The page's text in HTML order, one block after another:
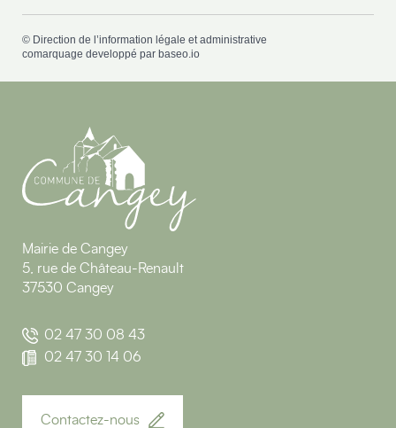
© Direction de l’information légale et administrative
comarquage developpé par baseo.io
Mairie de Cangey
5, rue de Château-Renault
37530 Cangey
02 47 30 08 43
02 47 30 14 06
Contactez-nous